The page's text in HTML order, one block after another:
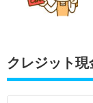
クレジット現